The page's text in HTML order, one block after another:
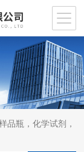
品瓶，化学试剂，